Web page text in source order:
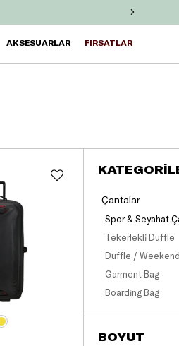
İş
AKSESUARLAR FIRSATLAR
Çantalar
Spor & Seyahat
Tekerlekli Duffle
Duffle /
Garment Bag
Boarding Bag
BOYUT